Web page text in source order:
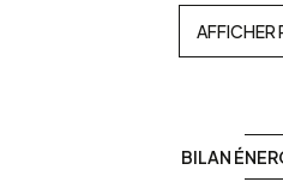
Un bien rare dans un
parfait pour un projet de
Les informations sur les risques
AFFICHER
BILAN